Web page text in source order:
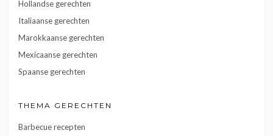
Hollandse gerechten
Italiaanse gerechten
Marokkaanse gerechten
Mexicaanse gerechten
Spaanse gerechten
THEMA GERECHTEN
Barbecue recepten